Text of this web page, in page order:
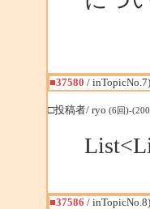
■37580 / inTopicNo.7)
□投稿者/ ryo (6回)-
■37586 / inTopicNo.8)